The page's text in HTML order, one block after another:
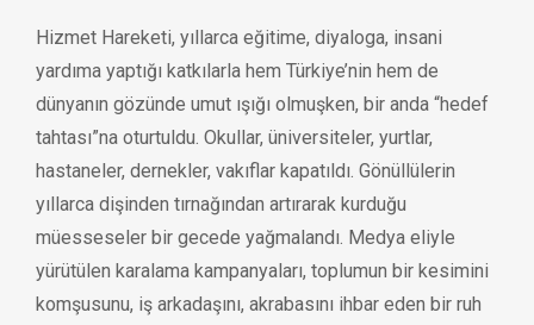
Hizmet Hareketi, yıllarca eğitime, diyaloga, insani
yardıma yaptığı katkılarla hem Türkiye’nin hem de
dünyanın gözünde umut ışığı olmuşken, bir anda “hedef
tahtası”na oturtuldu. Okullar, üniversiteler, yurtlar,
hastaneler, dernekler, vakıflar kapatıldı. Gönüllülerin
yıllarca dişinden tırnağından artırarak kurduğu
müesseseler bir gecede yağmalandı. Medya eliyle
yürütülen karalama kampanyaları, toplumun bir kesimini
komşusunu, iş arkadaşını, akrabasını ihbar eden bir ruh